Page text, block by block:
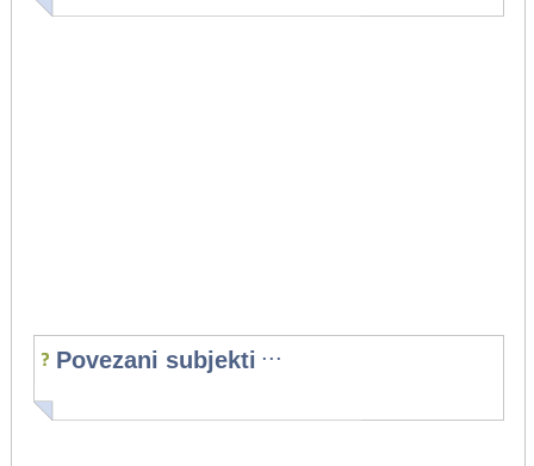
Povezani subjekti ...